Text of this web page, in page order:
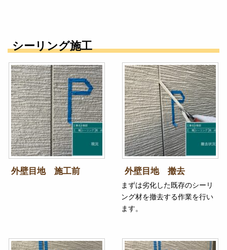
シーリング施工
外壁目地 施工前 外壁目地 撤去
まずは劣化した既存のシーリ
ング材を撤去する作業を行い
ます。